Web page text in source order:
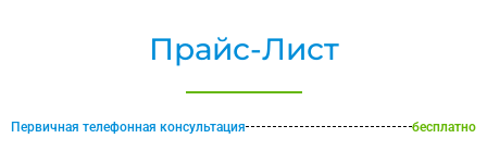
Прайс-Лист
Первичная телефонная консультация бесплатно